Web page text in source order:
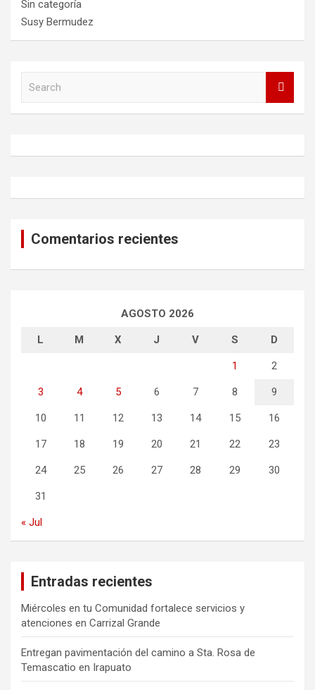
Sin categoría
Susy Bermudez
h
Comentarios recientes
AGOSTO 2026
L M X J V S D
1 2
3 4 5 6 7 8 9
10 11 12 13 14 15 16
17 18 19 20 21 22 23
24 25 26 27 28 29 30
31
« Jul
Entradas recientes
Miércoles en tu Comunidad fortalece servicios y
atenciones en Carrizal Grande
Entregan pavimentación del camino a Sta. Rosa de
Temascatio en Irapuato